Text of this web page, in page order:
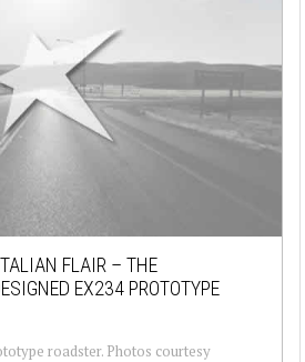
FLAIR – THE
EX234 PROTOTYPE
roadster. Photos courtesy